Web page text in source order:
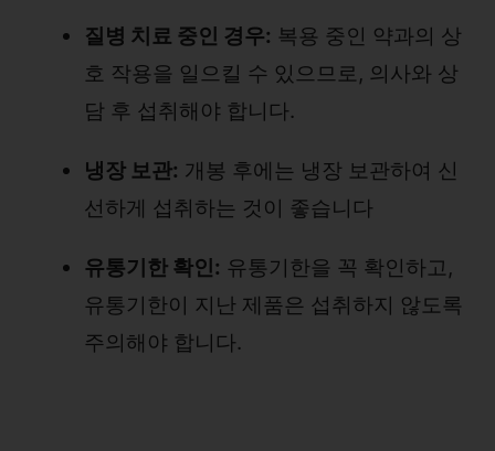
질병 치료 중인 경우: 복용 중인 약과의 상
호 작용을 일으킬 수 있으므로, 의사와 상
담 후 섭취해야 합니다.
냉장 보관: 개봉 후에는 냉장 보관하여 신
선하게 섭취하는 것이 좋습니다
유통기한 확인: 유통기한을 꼭 확인하고,
유통기한이 지난 제품은 섭취하지 않도록
주의해야 합니다.